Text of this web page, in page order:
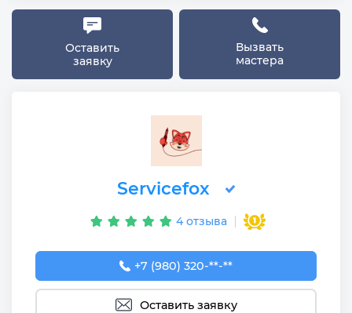
Оставить
заявку
Вызвать
мастера
Servicefox
4 отзыва
+7 (980) 320-54-03
+7 (980) 320-**-**
Оставить заявку